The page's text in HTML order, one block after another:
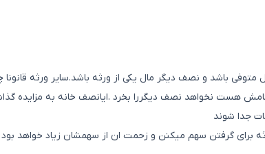
طبقه حیاط دار ۲۵۰ متری به قیمت ۱.۵ میلیارد مال متوفی باشد و نصف دیگر مال یکی از ورثه باشد.سایر ورثه
هست نخواهد نصف دیگررا بخرد .ایانصف خانه به مزایده
جدا شوند